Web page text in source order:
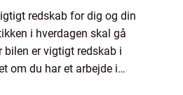
redskab for dig og din
i hverdagen skal gå
bilen er vigtigt redskab i
om du har et arbejde i